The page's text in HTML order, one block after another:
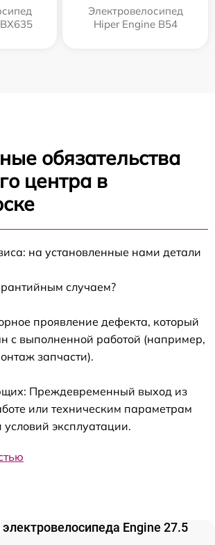
Электровелосипед
Hiper Engine B54
обязательства
центра в
на установленные нами детали
случаем?
проявление дефекта, который
с выполненной работой (например,
запчасти).
Преждевременный выход из
или техническим параметрам
эксплуатации.
Engine 27.5